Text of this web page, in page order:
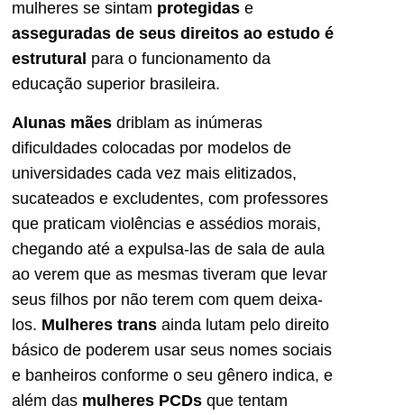
mulheres se sintam protegidas e
asseguradas de seus direitos ao estudo é
estrutural para o funcionamento da
educação superior brasileira.
Alunas mães driblam as inúmeras
dificuldades colocadas por modelos de
universidades cada vez mais elitizados,
sucateados e excludentes, com professores
que praticam violências e assédios morais,
chegando até a expulsa-las de sala de aula
ao verem que as mesmas tiveram que levar
seus filhos por não terem com quem deixa-
los. Mulheres trans ainda lutam pelo direito
básico de poderem usar seus nomes sociais
e banheiros conforme o seu gênero indica, e
além das mulheres PCDs que tentam